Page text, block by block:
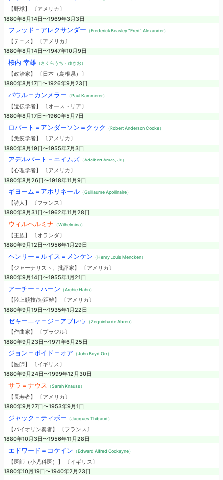
【野球】 〔アメリカ〕
1880年8月14日〜1969年3月3日
フレッド＝アレクサンダー （Frederick Beasley “Fred” Alexander）
【テニス】 〔アメリカ〕
1880年8月14日〜1947年10月9日
桜内 幸雄（さくらうち・ゆきお）
【政治家】 〔日本（島根県）〕
1880年8月17日〜1926年9月23日
パウル＝カンメラー （Paul Kammerer）
【遺伝学者】 〔オーストリア〕
1880年8月17日〜1960年5月7日
ロバート＝アンダーソン＝クック （Robert Anderson Cooke）
【免疫学者】 〔アメリカ〕
1880年8月19日〜1955年7月3日
アデルバート＝エイムズ （Adelbert Ames, Jr.）
【心理学者】 〔アメリカ〕
1880年8月26日〜1918年11月9日
ギヨーム＝アポリネール（Guillaume Apollinaire）
【詩人】 〔フランス〕
1880年8月31日〜1962年11月28日
ウィルヘルミナ （Wilhelmina）
【王族】 〔オランダ〕
1880年9月12日〜1956年1月29日
ヘンリー＝ルイス＝メンケン （Henry Louis Mencken）
【ジャーナリスト、批評家】 〔アメリカ〕
1880年9月14日〜1955年1月21日
アーチー＝ハーン （Archie Hahn）
【陸上競技/短距離】 〔アメリカ〕
1880年9月19日〜1935年1月22日
ゼキーニャ＝ジ＝アブレウ （Zequinha de Abreu）
【作曲家】 〔ブラジル〕
1880年9月23日〜1971年6月25日
ジョン＝ボイド＝オア （John Boyd Orr）
【医師】 〔イギリス〕
1880年9月24日〜1999年12月30日
サラ＝ナウス （Sarah Knauss）
【長寿者】 〔アメリカ〕
1880年9月27日〜1953年9月1日
ジャック＝ティボー （Jacques Thibaud）
【バイオリン奏者】 〔フランス〕
1880年10月3日〜1956年11月28日
エドワード＝コケイン （Edward Alfred Cockayne）
【医師（小児科医）】 〔イギリス〕
1880年10月19日〜1940年2月23日